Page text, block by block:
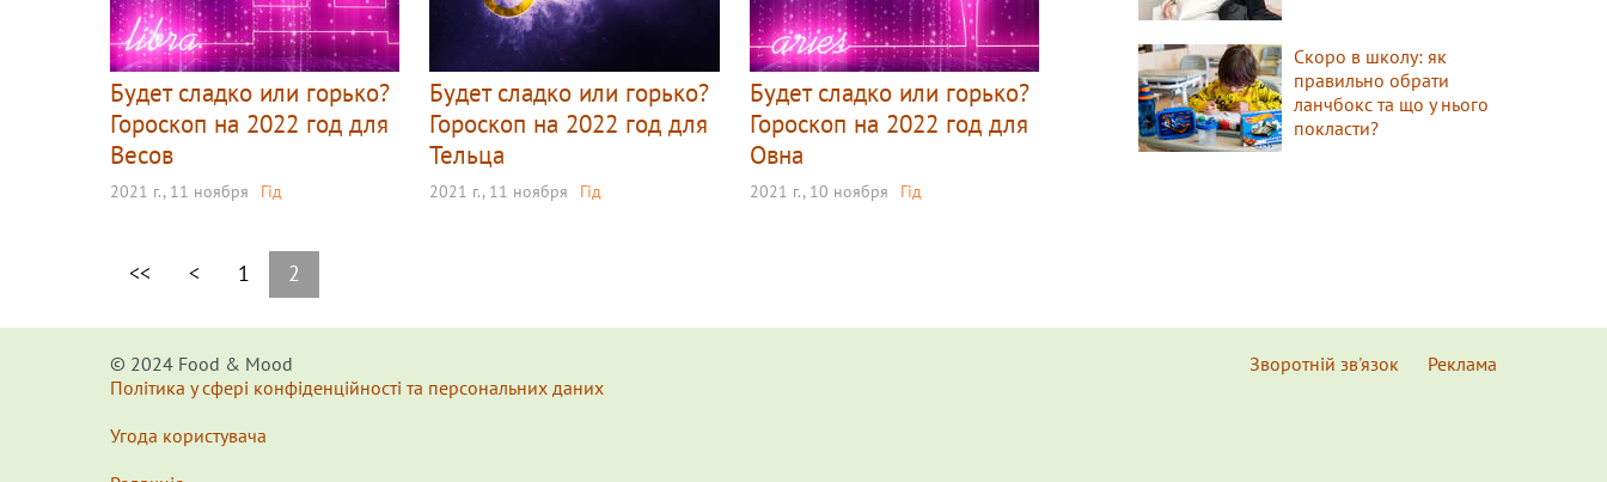
Будет сладко или горько?
Гороскоп на 2022 год для
Весов
2021 г., 11 ноября Гід
Будет сладко или горько?
Гороскоп на 2022 год для
Тельца
2021 г., 11 ноября Гід
Будет сладко или горько?
Гороскоп на 2022 год для
Овна
2021 г., 10 ноября Гід
<< < 1 2
Скоро в школу: як
правильно обрати
ланчбокс та що у нього
покласти?
© 2024 Food & Мood
Політика у сфері конфіденційності та персональних даних
Угода користувача
Зворотній зв'язок Реклама